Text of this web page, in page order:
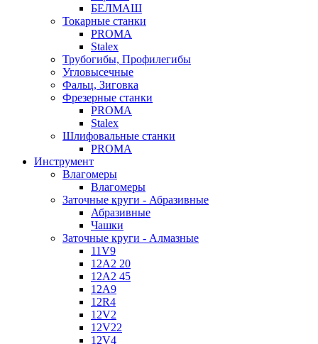
БЕЛМАШ
Токарные станки
PROMA
Stalex
Трубогибы, Профилегибы
Угловысечные
Фальц, Зиговка
Фрезерные станки
PROMA
Stalex
Шлифовальные станки
PROMA
Инструмент
Влагомеры
Влагомеры
Заточные круги - Абразивные
Абразивные
Чашки
Заточные круги - Алмазные
11V9
12A2 20
12A2 45
12A9
12R4
12V2
12V22
12V4